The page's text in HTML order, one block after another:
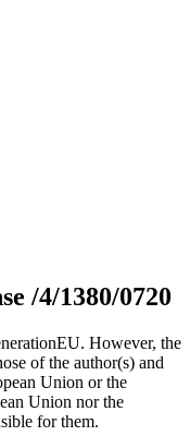
/4/1380/0720
However, the
of the author(s) and
Union or the
Union nor the
for them.